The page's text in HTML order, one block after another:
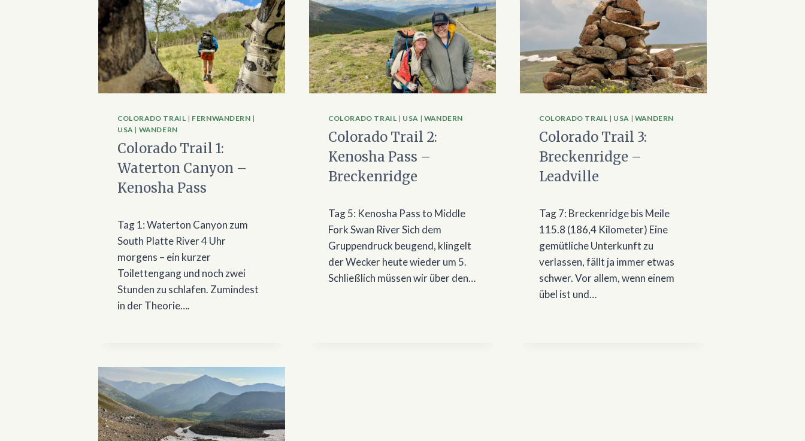
COLORADO TRAIL | FERNWANDERN |
USA| WANDERN
Colorado Trail 1:
Waterton Canyon –
Kenosha Pass
Tag 1: Waterton Canyon zum
South Platte River 4 Uhr
morgens – ein kurzer
Toilettengang und noch zwei
Stunden zu schlafen. Zumindest
in der Theorie….
COLORADO TRAIL | USA| WANDERN
Colorado Trail 2:
Kenosha Pass –
Breckenridge
Tag 5: Kenosha Pass to Middle
Fork Swan River Sich dem
Gruppendruck beugend, klingelt
der Wecker heute wieder um 5.
Schließlich müssen wir über den…
COLORADO TRAIL | USA| WANDERN
Colorado Trail 3:
Breckenridge –
Leadville
Tag 7: Breckenridge bis Meile
115.8 (186,4 Kilometer) Eine
gemütliche Unterkunft zu
verlassen, fällt ja immer etwas
schwer. Vor allem, wenn einem
übel ist und…